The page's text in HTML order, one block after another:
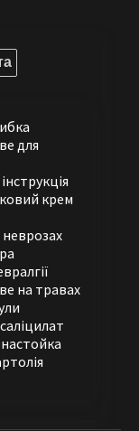
для
крем
на травах